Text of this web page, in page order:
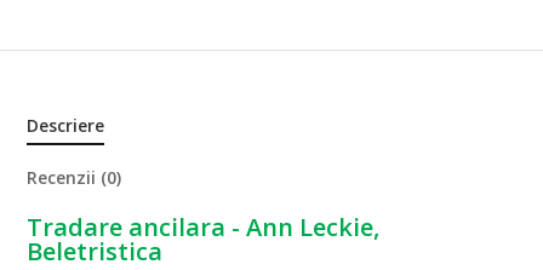
Descriere
Recenzii (0)
Tradare ancilara - Ann Leckie,
Beletristica